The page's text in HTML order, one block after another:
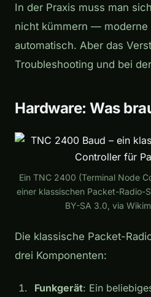
In der Praxis muss man
nicht kümmern — moderne
automatisch. Aber das
Troubleshooting und bei
Hardware: Was
Ein TNC 2400 (Terminal Node
einer klassischen Packet-Radio-
BY-SA 3.0, via
Die klassische Packet-
drei Komponenten:
Funkgerät: Ein